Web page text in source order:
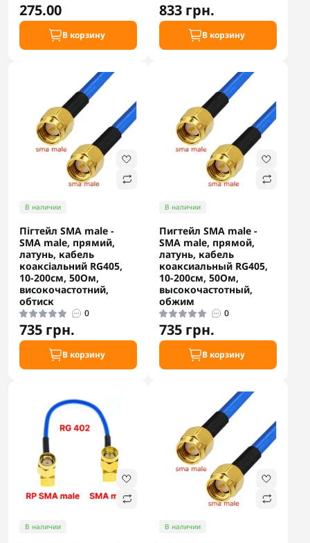
275.00
В корзину
833 грн.
В корзину
В наличии
Пігтейл SMA male -
SMA male, прямий,
латунь, кабель
коаксіальний RG405,
10-200см, 50Ом,
високочастотний,
обтиск
0
735 грн.
В корзину
В наличии
Пигтейл SMA male -
SMA male, прямой,
латунь, кабель
коаксиальный RG405,
10-200см, 50Ом,
высокочастотный,
обжим
0
735 грн.
В корзину
В наличии В наличии